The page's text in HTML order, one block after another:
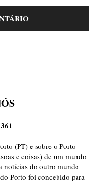
(PT) e sobre o Porto
e coisas) de um mundo
notícias do outro mundo
Porto foi concebido para